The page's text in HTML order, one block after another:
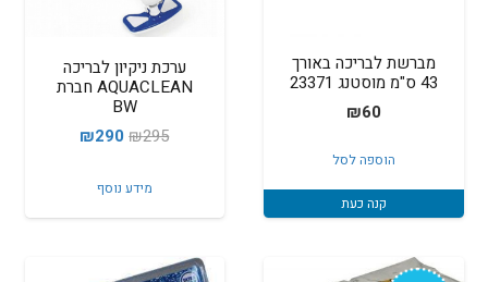
מברשת לבריכה באורך
43 ס"מ מוסטנג 23371
₪60
הוספה לסל
קנה כעת
ערכת ניקיון לבריכה
AQUACLEAN חברת
BW
₪295
המחיר
היה:
₪295.
₪290
המחיר
₪290.
מידע נוסף